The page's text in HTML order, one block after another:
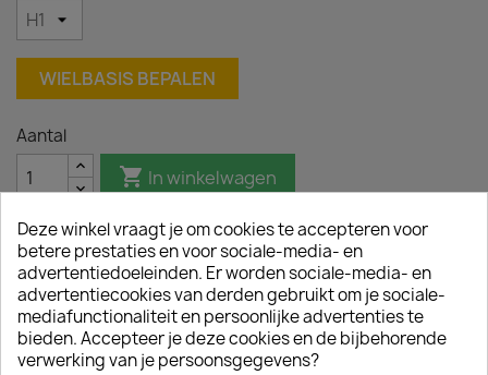
WIELBASIS BEPALEN
Aantal
 In winkelwagen
Omschrijving Productdetails
Onze RVS Trap is het perfecte passende
accessoire voor het imperiaal van de Fiat Talento
Deze winkel vraagt je om cookies te accepteren voor
betere prestaties en voor sociale-media- en
advertentiedoeleinden. Er worden sociale-media- en
advertentiecookies van derden gebruikt om je sociale-
mediafunctionaliteit en persoonlijke advertenties te
bieden. Accepteer je deze cookies en de bijbehorende
verwerking van je persoonsgegevens?